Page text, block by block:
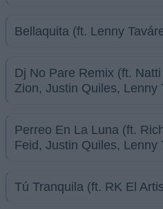
Bellaquita (ft. Lenny
Dj No Pare Remix (ft.
Zion, Justin Quiles, Lenny
Perreo En La Luna (ft.
Feid, Justin Quiles, Lenny
Tú Tranquila (ft. RK El